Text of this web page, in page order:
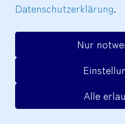
|
Datenschutzerklärung.
Nur
Alle